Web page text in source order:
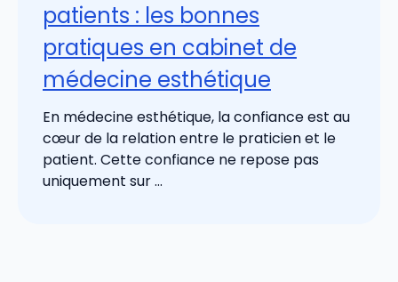
patients : les bonnes
pratiques en cabinet de
médecine esthétique
En médecine esthétique, la confiance est au
cœur de la relation entre le praticien et le
patient. Cette confiance ne repose pas
uniquement sur ...